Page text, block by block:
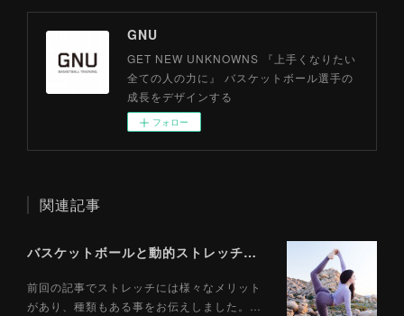
GNU
GET NEW UNKNOWNS 『上手くなりたい
全ての人の力に』 バスケットボール選手の
成長をデザインする
フォロー
関連記事
バスケットボールと動的ストレッチの関係
前回の記事でストレッチには様々なメリット
があり、種類もある事をお伝えしました。…